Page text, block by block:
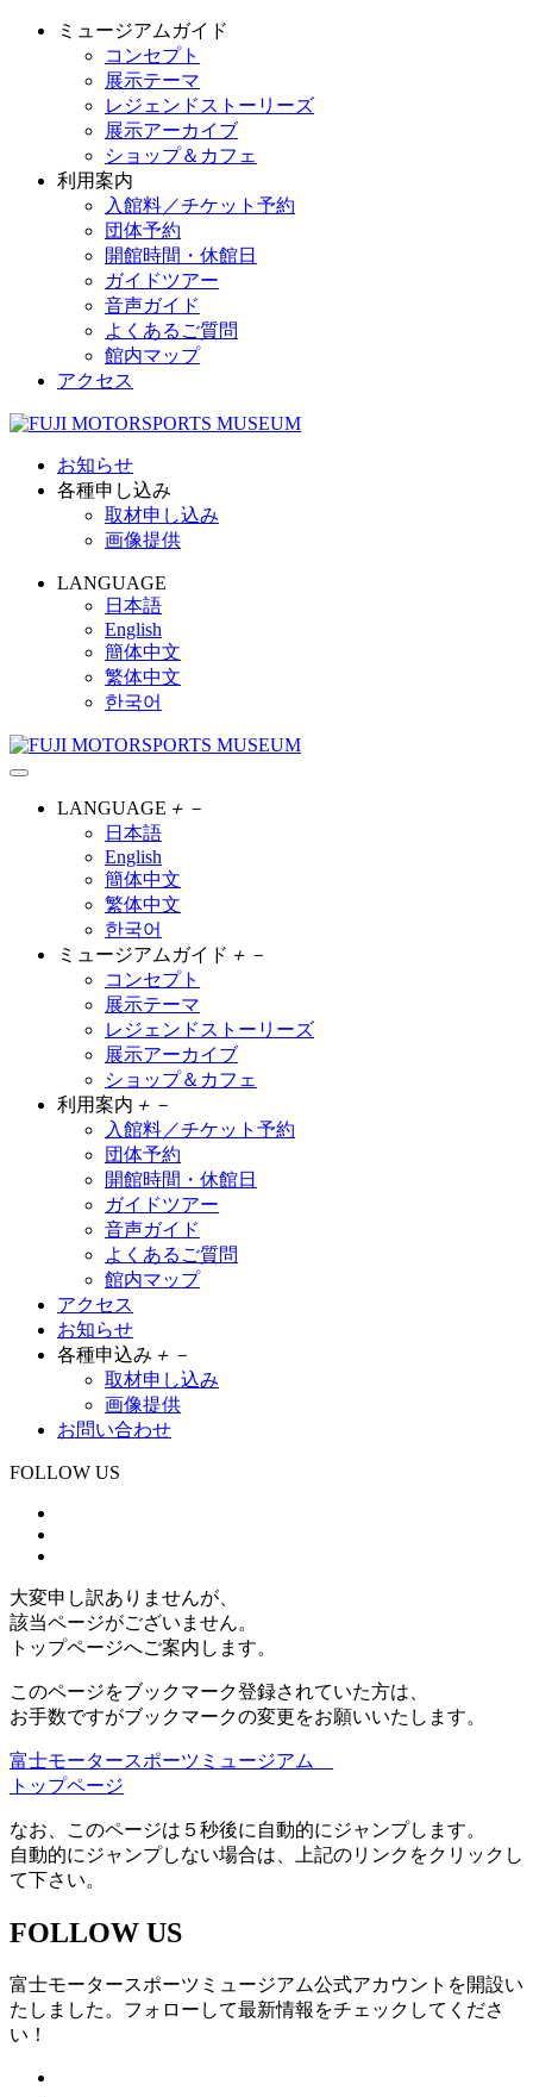
ミュージアムガイド
コンセプト
展示テーマ
レジェンドストーリーズ
展示アーカイブ
ショップ＆カフェ
利用案内
入館料／チケット予約
団体予約
開館時間・休館日
ガイドツアー
音声ガイド
よくあるご質問
館内マップ
アクセス
お知らせ
各種申し込み
取材申し込み
画像提供
LANGUAGE
日本語
English
簡体中文
繁体中文
한국어
LANGUAGE ＋ －
日本語
English
簡体中文
繁体中文
한국어
ミュージアムガイド ＋ －
コンセプト
展示テーマ
レジェンドストーリーズ
展示アーカイブ
ショップ＆カフェ
利用案内 ＋ －
入館料／チケット予約
団体予約
開館時間・休館日
ガイドツアー
音声ガイド
よくあるご質問
館内マップ
アクセス
お知らせ
各種申込み ＋ －
取材申し込み
画像提供
お問い合わせ
FOLLOW US
大変申し訳ありませんが、
該当ページがございません。
トップページへご案内します。
このページをブックマーク登録されていた方は、
お手数ですがブックマークの変更をお願いいたします。
富士モータースポーツミュージアム
トップページ
なお、このページは５秒後に自動的にジャンプします。
自動的にジャンプしない場合は、上記のリンクをクリックし
て下さい。
FOLLOW US
富士モータースポーツミュージアム公式アカウントを開設い
たしました。フォローして最新情報をチェックしてくださ
い！